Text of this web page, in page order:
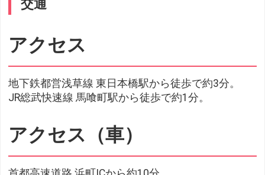
交通
アクセス
地下鉄都営浅草線 東日本橋駅から徒歩で約3分。
JR総武快速線 馬喰町駅から徒歩で約1分。
アクセス（車）